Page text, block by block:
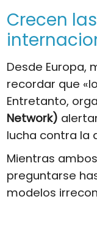
Crecen
Desde Europa,
recordar que
Entretanto,
Network)
lucha contra la
Mientras
preguntarse
modelos